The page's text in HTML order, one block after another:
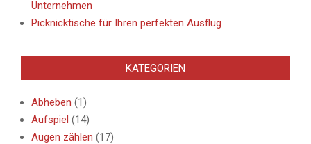
Unternehmen
Picknicktische für Ihren perfekten Ausflug
KATEGORIEN
Abheben (1)
Aufspiel (14)
Augen zählen (17)